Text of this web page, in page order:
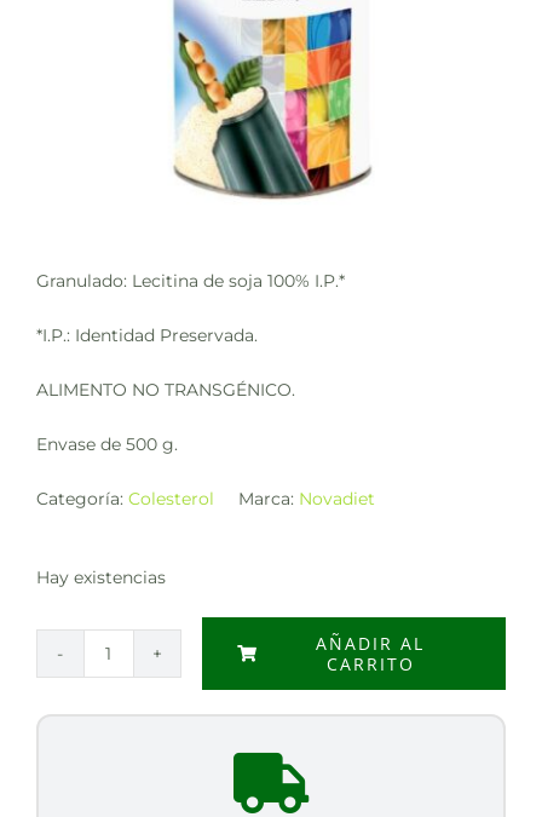
Granulado: Lecitina de soja 100% I.P.*
*I.P.: Identidad Preservada.
ALIMENTO NO TRANSGÉNICO.
Envase de 500 g.
Categoría: Colesterol Marca: Novadiet
Hay existencias
LECIDOL
AÑADIR AL
CARRITO